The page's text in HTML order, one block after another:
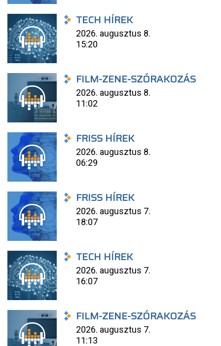
TECH HÍREK
2026. augusztus 8.
15:20
FILM-ZENE-SZÓRAKOZÁS
2026. augusztus 8.
11:02
FRISS HÍREK
2026. augusztus 8.
06:29
FRISS HÍREK
2026. augusztus 7.
18:07
TECH HÍREK
2026. augusztus 7.
16:07
FILM-ZENE-SZÓRAKOZÁS
2026. augusztus 7.
11:13